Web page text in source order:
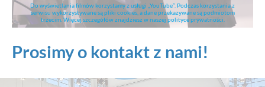
Do wyświetlania filmów korzystamy z usługi „YouTube”. Podczas korzystania z
serwisu wykorzystywane są pliki cookies, a dane przekazywane są podmiotom
trzecim. Więcej szczegółów znajdziesz w naszej polityce prywatności.
Prosimy o kontakt z nami!